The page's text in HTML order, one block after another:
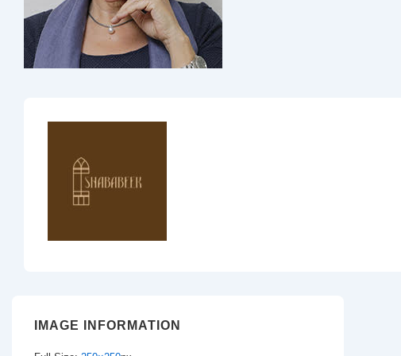
IMAGE INFORMATION